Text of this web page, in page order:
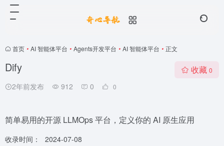
首页 • AI 智能体平台 • Agents开发平台 • AI 智能体平台 • 正文
Dify
2年前发布 912 0 0
收藏 0
简单易用的开源 LLMOps 平台，定义你的 AI 原生应用
收录时间：
2024-07-08